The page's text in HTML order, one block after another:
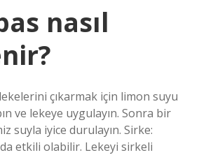
nasıl
çıkarmak için limon suyu
ve lekeye uygulayın. Sonra bir
suyla iyice durulayın. Sirke:
etkili olabilir. Lekeyi sirkeli